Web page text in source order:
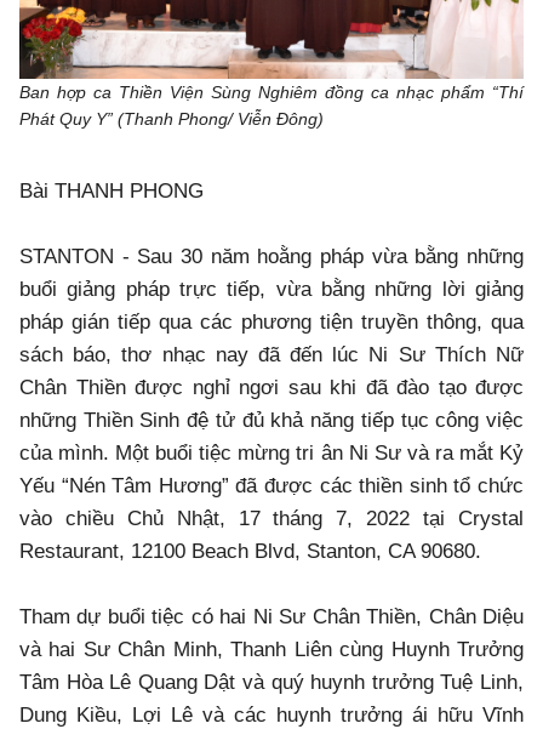
Ban hợp ca Thiền Viện Sùng Nghiêm đồng ca nhạc phẩm “Thí
Phát Quy Y” (Thanh Phong/ Viễn Đông)
Bài THANH PHONG
STANTON - Sau 30 năm hoằng pháp vừa bằng những
buổi giảng pháp trực tiếp, vừa bằng những lời giảng
pháp gián tiếp qua các phương tiện truyền thông, qua
sách báo, thơ nhạc nay đã đến lúc Ni Sư Thích Nữ
Chân Thiền được nghỉ ngơi sau khi đã đào tạo được
những Thiền Sinh đệ tử đủ khả năng tiếp tục công việc
của mình. Một buổi tiệc mừng tri ân Ni Sư và ra mắt Kỷ
Yếu “Nén Tâm Hương” đã được các thiền sinh tổ chức
vào chiều Chủ Nhật, 17 tháng 7, 2022 tại Crystal
Restaurant, 12100 Beach Blvd, Stanton, CA 90680.
Tham dự buổi tiệc có hai Ni Sư Chân Thiền, Chân Diệu
và hai Sư Chân Minh, Thanh Liên cùng Huynh Trưởng
Tâm Hòa Lê Quang Dật và quý huynh trưởng Tuệ Linh,
Dung Kiều, Lợi Lê và các huynh trưởng ái hữu Vĩnh